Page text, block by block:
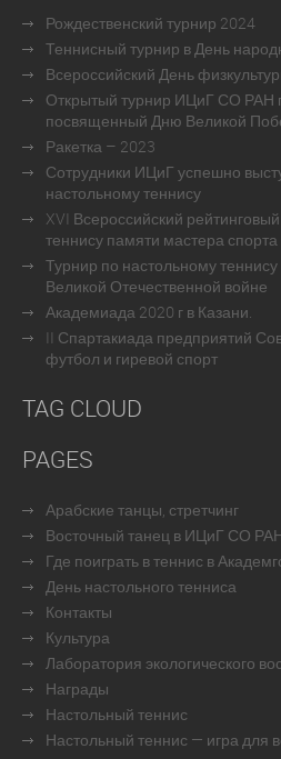
Рождественский турнир 2024
Теннисный турнир в День
Всероссийский День
Открытый турнир ИЦиГ СО РАН
посвященный Дню Великой
Ракетка – 2023
Сотрудники ИЦиГ успешно
настольному теннису
XVI Всероссийский
теннису памяти мастера
Турнир по настольному
Великой Отечественной войне
Академиада 2020 г в Казани.
II Спартакиада предприятий
футбол и гиревой спорт
TAG CLOUD
PAGES
Арабские танцы, стретчинг
Восточный танец в ИЦиГ СО
Где поиграть в теннис в
День настольного тенниса
Контакты
Культура
Лаборатория экологического
Награды
Настольный теннис
Настольный теннис — игра для